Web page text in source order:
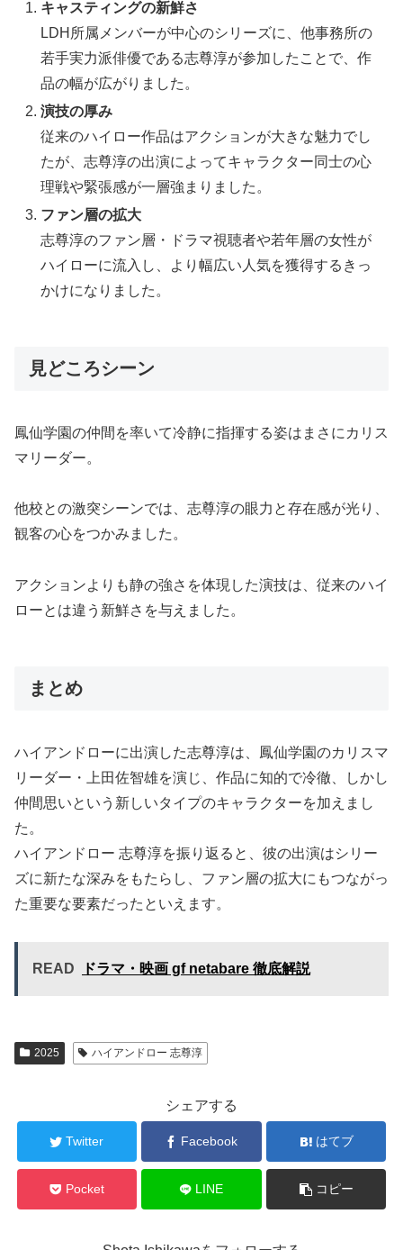
キャスティングの新鮮さ
LDH所属メンバーが中心のシリーズに、他事務所の
若手実力派俳優である志尊淳が参加したことで、作
品の幅が広がりました。
演技の厚み
従来のハイロー作品はアクションが大きな魅力でし
たが、志尊淳の出演によってキャラクター同士の心
理戦や緊張感が一層強まりました。
ファン層の拡大
志尊淳のファン層・ドラマ視聴者や若年層の女性が
ハイローに流入し、より幅広い人気を獲得するきっ
かけになりました。
見どころシーン
鳳仙学園の仲間を率いて冷静に指揮する姿はまさにカリス
マリーダー。
他校との激突シーンでは、志尊淳の眼力と存在感が光り、
観客の心をつかみました。
アクションよりも静の強さを体現した演技は、従来のハイ
ローとは違う新鮮さを与えました。
まとめ
ハイアンドローに出演した志尊淳は、鳳仙学園のカリスマ
リーダー・上田佐智雄を演じ、作品に知的で冷徹、しかし
仲間思いという新しいタイプのキャラクターを加えまし
た。
ハイアンドロー 志尊淳を振り返ると、彼の出演はシリー
ズに新たな深みをもたらし、ファン層の拡大にもつながっ
た重要な要素だったといえます。
READ ドラマ・映画 gf netabare 徹底解説
2025 ハイアンドロー 志尊淳
シェアする
Twitter Facebook はてブ
Pocket LINE コピー